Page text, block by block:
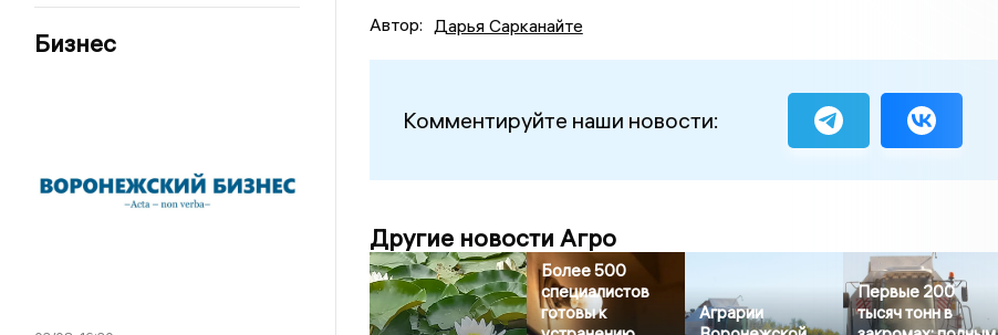
Бизнес
Автор: Дарья Сарканайте
Комментируйте наши новости:
Другие новости Агро
Более 500
специалистов
готовы к
Аграрии
Первые 200
тысяч тонн в